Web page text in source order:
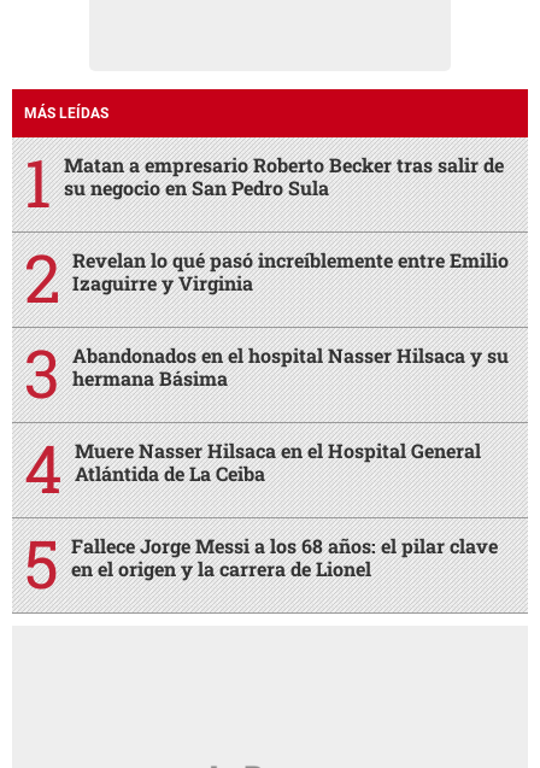
MÁS LEÍDAS
Matan a empresario Roberto Becker tras salir de
su negocio en San Pedro Sula
Revelan lo qué pasó increíblemente entre Emilio
Izaguirre y Virginia
Abandonados en el hospital Nasser Hilsaca y su
hermana Básima
Muere Nasser Hilsaca en el Hospital General
Atlántida de La Ceiba
Fallece Jorge Messi a los 68 años: el pilar clave
en el origen y la carrera de Lionel